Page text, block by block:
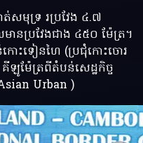
សមុទ្រ រប្រវែង ៤.៧
នប្រវែងជាង ៤៥០ ម៉ែត្រ។
ោះទៀនហៃ (ប្រជុំកោះចោរ
ម៉ែត្រពីតំបន់សេដ្ឋកិច្ច
Urban )